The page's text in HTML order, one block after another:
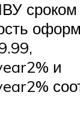
сроком
и